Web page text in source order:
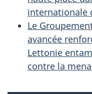
internationale
Le
avancée
Lettonie
contre la